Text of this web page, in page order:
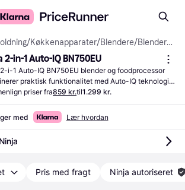
/Køkkenapparater/Blendere/ Blendere med kande
2-in-1 Auto-IQ BN750EU
i-1 Auto-IQ BN750EU blender og foodprocessor
praktisk funktionalitet med Auto-IQ teknologi,
præcis blanding og hakning hver gang.
priser fra859 kr.til1.299 kr.
med Lær hvordan
Pris med fragt Ninja autoriseret